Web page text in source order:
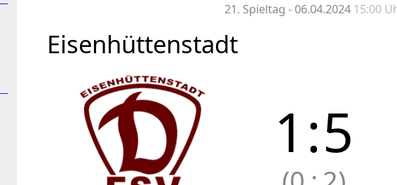
21. Spieltag - 06.04.2024 15:00
Eisenhüttenstadt
1 :5